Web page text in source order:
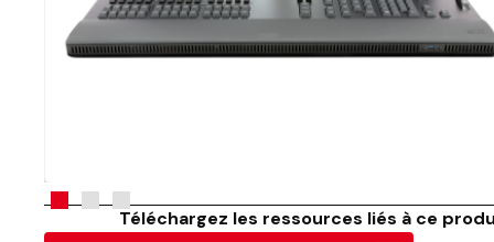
Téléchargez les ressources liés à ce